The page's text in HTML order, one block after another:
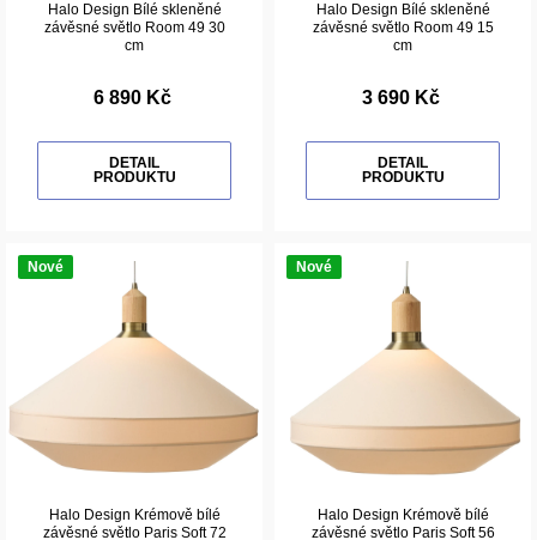
Halo Design Bílé skleněné
závěsné světlo Room 49 30
cm
6 890 Kč
DETAIL
PRODUKTU
Halo Design Bílé skleněné
závěsné světlo Room 49 15
cm
3 690 Kč
DETAIL
PRODUKTU
Nové
Halo Design Krémově bílé
závěsné světlo Paris Soft 72
Nové
Halo Design Krémově bílé
závěsné světlo Paris Soft 56